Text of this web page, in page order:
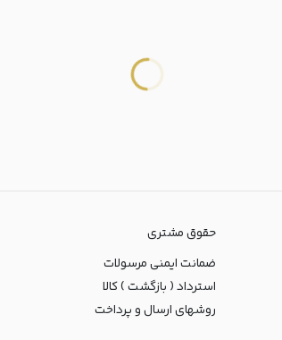
حقوق مشتری
ضمانت ایمنی مرسولات
استرداد ( بازگشت ) کالا
روشهای ارسال و پرداخت